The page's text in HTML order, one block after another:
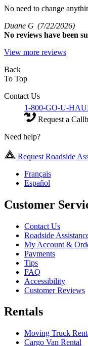
No need to change
Duane G (7/22/2026)
No reviews have been
View more reviews
Back
To Top
Contact Us
1-800-GO-U-
Request a
Need help?
Request Roadside
Français
Español
Customer
Contact Us
Roadside
My Account &
Payments
Tips
FAQ
Accessibility
Customer Reviews
Rentals
Moving Truck
Cargo Van Rental